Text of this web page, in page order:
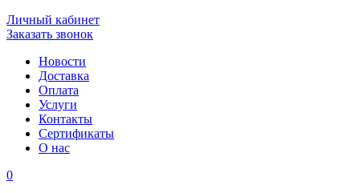
Личный кабинет
Заказать звонок
Новости
Доставка
Оплата
Услуги
Контакты
Cертификаты
О нас
0